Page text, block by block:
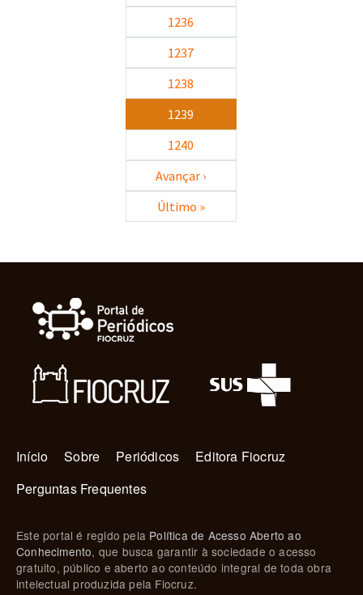
1236
1237
1238
1239
1240
Avançar ›Próxima página
Último »Última página
Navegação principal
Início Sobre Periódicos
Editora Fiocruz
Perguntas Frequentes
Este portal é regido pela Política de Acesso Aberto ao
Conhecimento, que busca garantir à sociedade o acesso
gratuito, público e aberto ao conteúdo integral de toda obra
intelectual produzida pela Fiocruz.